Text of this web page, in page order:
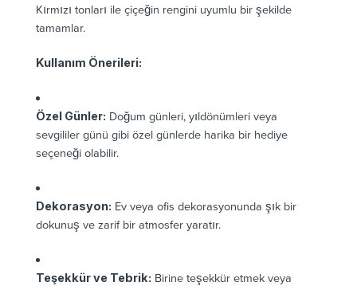
Kırmızı tonları ile çiçeğin rengini uyumlu bir şekilde
tamamlar.
Kullanım Önerileri:
Özel Günler: Doğum günleri, yıldönümleri veya
sevgililer günü gibi özel günlerde harika bir hediye
seçeneği olabilir.
Dekorasyon: Ev veya ofis dekorasyonunda şık bir
dokunuş ve zarif bir atmosfer yaratır.
Teşekkür ve Tebrik: Birine teşekkür etmek veya